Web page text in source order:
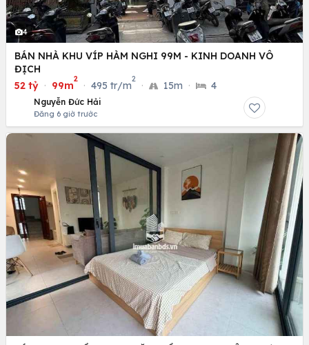
4
BÁN NHÀ KHU VÍP HÀM NGHI 99M - KINH DOANH VÔ
ĐỊCH
52 tỷ · 99m
2
· 495 tr/m
2
· 15m · 4
Nguyễn Đức Hải
Đăng 6 giờ trước